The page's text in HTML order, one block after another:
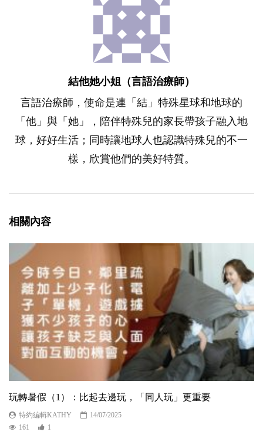
結他她小姐（言語治療師）
言語治療師，使命是連「結」特殊星球和地球的
「他」與「她」，陪伴特殊兒的家長帶孩子融入地
球，好好生活；同時讓地球人也認識特殊兒的不一
樣，欣賞他們的美好特質。
相關內容
玩轉暑假（1）：比起去邊玩，「同人玩」更重要
特約編輯KATHY
14/07/2025
161
1